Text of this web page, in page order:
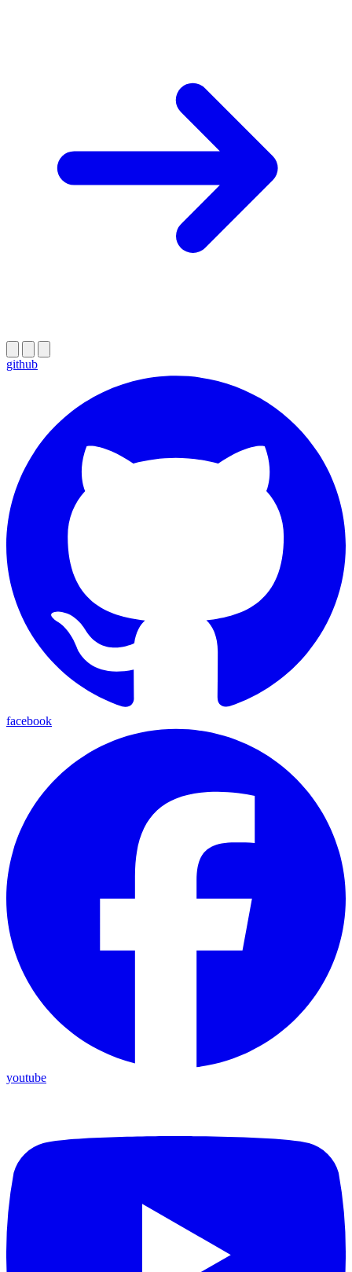
github
facebook
youtube